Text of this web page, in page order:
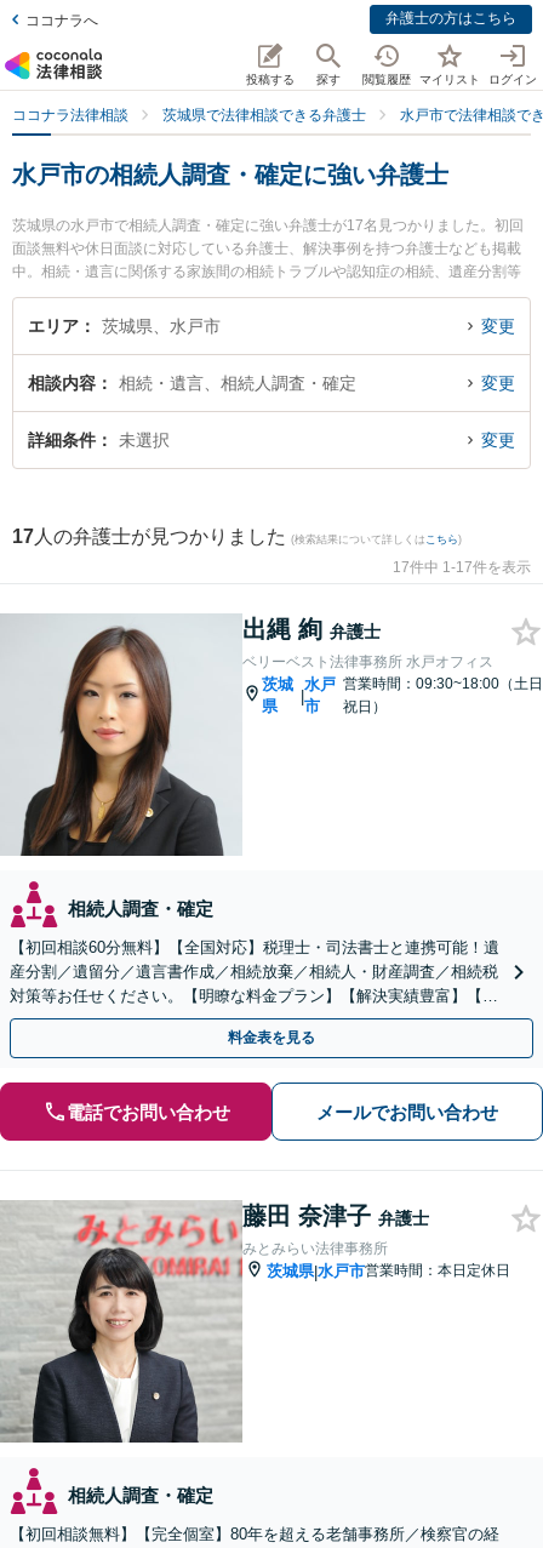
ココナラへ 弁護士の方はこちら
投稿する 探す 閲覧履歴 マイリスト ログイン
ココナラ法律相談 茨城県で法律相談できる弁護士 水戸市で法律相談で
水戸市の相続人調査・確定に強い弁護士
茨城県の水戸市で相続人調査・確定に強い弁護士が17名見つかりました。初回
面談無料や休日面談に対応している弁護士、解決事例を持つ弁護士なども掲載
中。相続・遺言に関係する家族間の相続トラブルや認知症の相続、遺産分割等
の細かな分野での絞り込み検索もでき便利です。特にベリーベスト法律事務所
水戸オフィスの出縄 絢弁護士やみとみらい法律事務所の藤田 奈津子弁護士、弁
相続人調査・確定のトラブルを今すぐに弁護士に相談したい』『相続人調査・
確定のトラブル解決の実績豊富な近くの弁護士を検索したい』『初回相談無料
で相続人調査・確定を法律相談できる水戸市内の弁護士に相談予約したい』な
エリア 茨城県、水戸市 変更
相談内容 相続・遺言、相続人調査・確定 変更
詳細条件 未選択 変更
17 人の弁護士が見つかりました (検索結果について詳しくは こちら)
17件中 1-17件を表示
出縄 絢 弁護士
ベリーベスト法律事務所 水戸オフィス
茨城
県
|
水戸
市
営業時間：09:30~18:00（土日
祝日）
相続人調査・確定
【初回相談60分無料】【全国対応】税理士・司法書士と連携可能！遺
産分割／遺留分／遺言書作成／相続放棄／相続人・財産調査／相続税
対策等お任せください。【明瞭な料金プラン】【解決実績豊富】【電
話相談可】
料金表を見る
電話でお問い合わせ メールでお問い合わせ
藤田 奈津子 弁護士
みとみらい法律事務所
茨城県|水戸市営業時間：本日定休日
相続人調査・確定
【初回相談無料】【完全個室】80年を超える老舗事務所／検察官の経